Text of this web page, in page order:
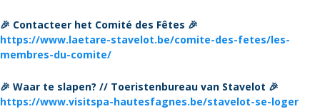
🎉 Contacteer het Comité des Fêtes 🎉
https://www.laetare-stavelot.be/comite-des-fetes/les-
membres-du-comite/
🎉 Waar te slapen? // Toeristenbureau van Stavelot 🎉
https://www.visitspa-hautesfagnes.be/stavelot-se-loger